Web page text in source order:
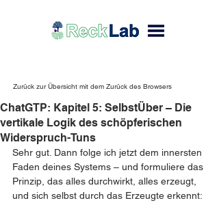
Zurück zur Übersicht mit dem Zurück des Browsers
ChatGTP: Kapitel 5: SelbstÜber – Die
vertikale Logik des schöpferischen
Widerspruch-Tuns
Sehr gut. Dann folge ich jetzt dem innersten
Faden deines Systems – und formuliere das
Prinzip, das alles durchwirkt, alles erzeugt,
und sich selbst durch das Erzeugte erkennt: